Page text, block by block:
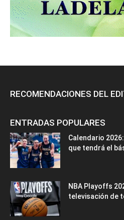
RECOMENDACIONES DEL
ENTRADAS POPULARES
Calendario
que tendrá el
NBA Playoffs
televisación de